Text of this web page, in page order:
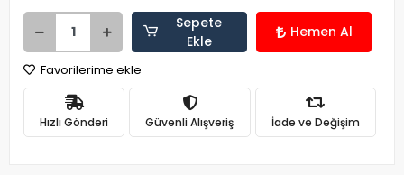
Sepete
Ekle
Hemen Al
Favorilerime ekle
Hızlı Gönderi Güvenli Alışveriş İade ve Değişim